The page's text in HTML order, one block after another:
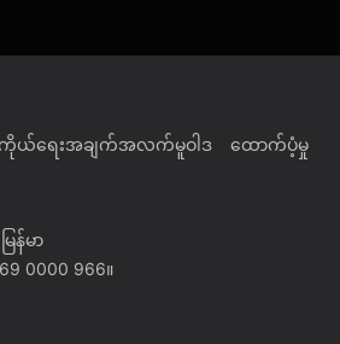
ယ်ရေးအချက်အလက်မူဝါဒ ထောက်ပံ့မှု
န်မာ
0000 966။